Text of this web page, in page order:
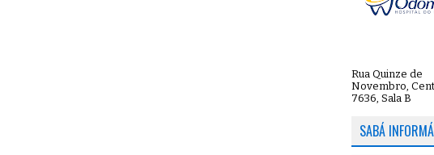
Rua Quinze de
Novembro,
7636, Sala B
SABÁ